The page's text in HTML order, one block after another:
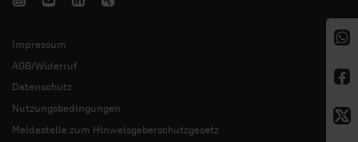
Impressum
AGB/Widerruf
Datenschutz
Nutzungsbedingungen
Meldestelle zum Hinweisgeberschutzgesetz